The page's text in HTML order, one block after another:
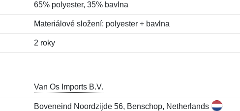
65% polyester, 35% bavlna
Materiálové složení: polyester + bavlna
2 roky
Van Os Imports B.V.
Boveneind Noordzijde 56, Benschop, Netherlands